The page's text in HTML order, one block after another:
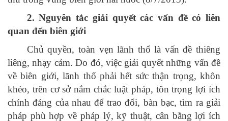
2. Nguyên tắc giải quyết các vấn đề có liên
quan đến biên giới
Chủ quyền, toàn vẹn lãnh thổ là vấn đề thiêng
liêng, nhạy cảm. Do đó, việc giải quyết những vấn đề
về biên giới, lãnh thổ phải hết sức thận trọng, khôn
khéo, trên cơ sở nắm chắc luật pháp, tôn trọng lợi ích
chính đáng của nhau để trao đổi, bàn bạc, tìm ra giải
pháp phù hợp về pháp lý, kỹ thuật, cân bằng lợi ích